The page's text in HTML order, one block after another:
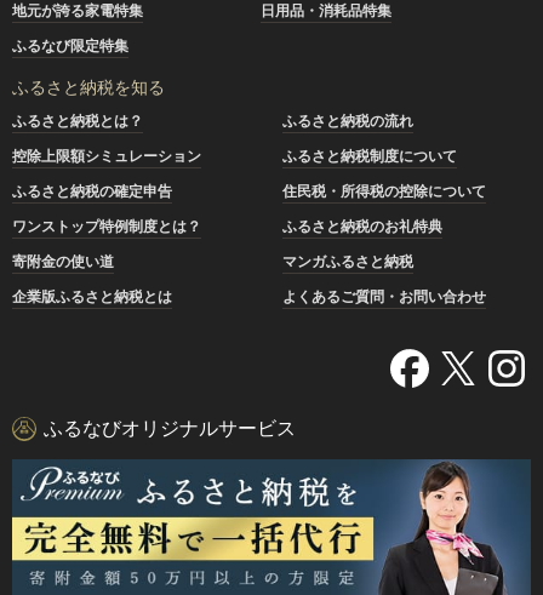
地元が誇る家電特集
日用品・消耗品特集
ふるなび限定特集
ふるさと納税を知る
ふるさと納税とは？
ふるさと納税の流れ
控除上限額シミュレーション
ふるさと納税制度について
ふるさと納税の確定申告
住民税・所得税の控除について
ワンストップ特例制度とは？
ふるさと納税のお礼特典
寄附金の使い道
マンガふるさと納税
企業版ふるさと納税とは
よくあるご質問・お問い合わせ
ふるなびオリジナルサービス